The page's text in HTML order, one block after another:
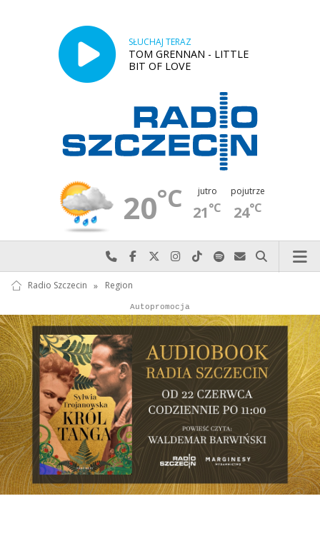
SŁUCHAJ TERAZ
TOM GRENNAN - LITTLE
BIT OF LOVE
20°C jutro
21°C
pojutrze
24°C
Najlepiej po prostu do nas zadzwoń
Odwiedź nas na Facebook-u
Odwiedź nas na X
Odwiedź nas na Instagram-ie
Odwiedź nas na TikTok-u
Szukaj nas na Spotify
Wyślij do nas
Szukaj
Radio Szczecin » Region
Autopromocja
Autopromocja